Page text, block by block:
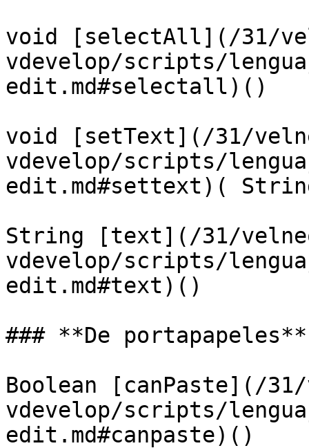
void [selectAll](/31/
vdevelop/scripts/
edit.md#selectall)()
void [setText](/31/
vdevelop/scripts/
edit.md#settext)(
String [text](/31/
vdevelop/scripts/
edit.md#text)()
### **De portapapeles**
Boolean [canPaste](/
vdevelop/scripts/
edit.md#canpaste)()